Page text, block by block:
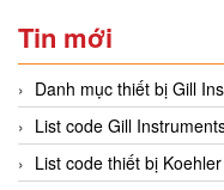
Tin mới
Danh mục thiết bị Gill
List code Gill
List code thiết bị